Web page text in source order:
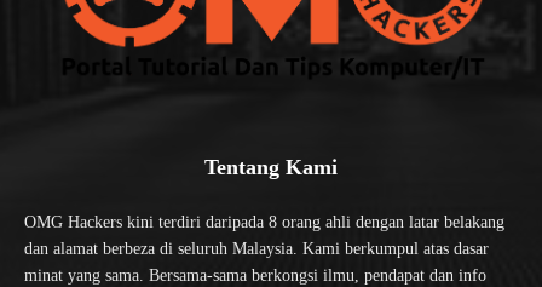
Tentang Kami
OMG Hackers kini terdiri daripada 8 orang ahli dengan latar belakang
dan alamat berbeza di seluruh Malaysia. Kami berkumpul atas dasar
minat yang sama. Bersama-sama berkongsi ilmu, pendapat dan info